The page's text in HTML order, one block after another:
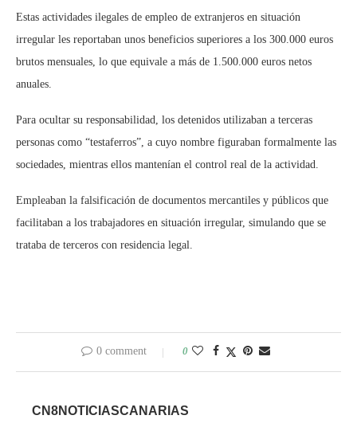
Estas actividades ilegales de empleo de extranjeros en situación
irregular les reportaban unos beneficios superiores a los 300.000 euros
brutos mensuales, lo que equivale a más de 1.500.000 euros netos
anuales.
Para ocultar su responsabilidad, los detenidos utilizaban a terceras
personas como “testaferros”, a cuyo nombre figuraban formalmente las
sociedades, mientras ellos mantenían el control real de la actividad.
Empleaban la falsificación de documentos mercantiles y públicos que
facilitaban a los trabajadores en situación irregular, simulando que se
trataba de terceros con residencia legal.
0 comment 0
CN8NOTICIASCANARIAS